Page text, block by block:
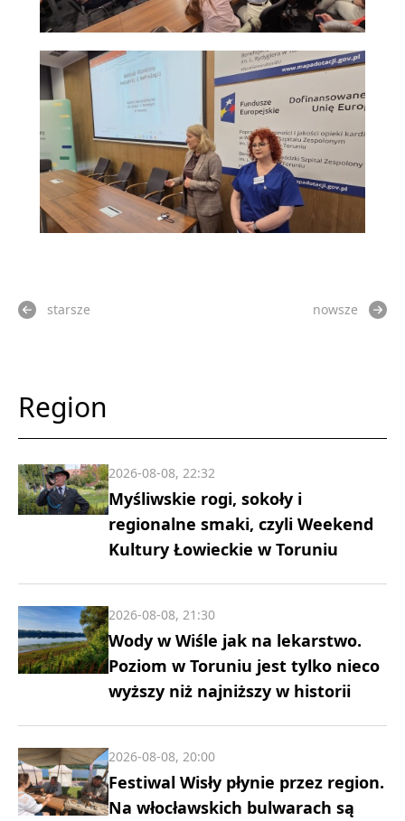
starsze nowsze
Region
Myśliwskie rogi, sokoły i
regionalne smaki, czyli Weekend
Kultury Łowieckie w Toruniu
2026-08-08, 22:32
Wody w Wiśle jak na lekarstwo.
Poziom w Toruniu jest tylko nieco
wyższy niż najniższy w historii
2026-08-08, 21:30
Festiwal Wisły płynie przez region.
Na włocławskich bulwarach są
2026-08-08, 20:00